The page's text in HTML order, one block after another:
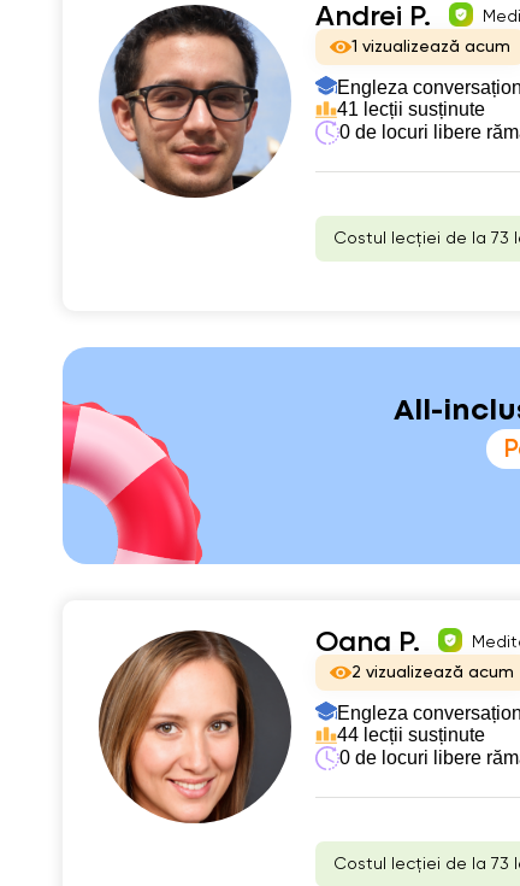
Andrei P.
1 vizualizează acum
Engleza
41 lecții susținute
0 de locuri libere
Costul lecției de la 73
All-
Oana P.
2 vizualizează acum
Engleza
44 lecții susținute
0 de locuri libere
Costul lecției de la 73